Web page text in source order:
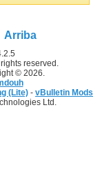
Arriba
reserved.
© 2026.
(Lite) - vBulletin Mods
Ltd.